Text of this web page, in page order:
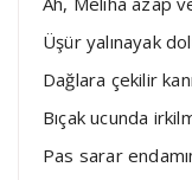
Üşür yalınayak
Dağlara çekilir
Bıçak ucunda
Pas sarar